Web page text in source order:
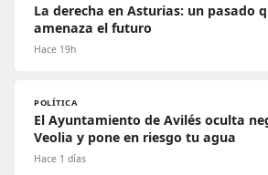
La derecha en Asturias: un pasado
amenaza el futuro
Hace 19h
POLÍTICA
El Ayuntamiento de Avilés oculta
Veolia y pone en riesgo tu agua
Hace 1 días